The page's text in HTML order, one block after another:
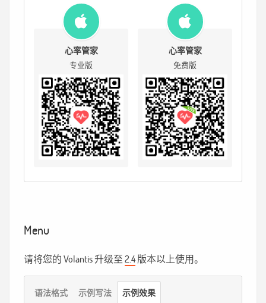
心率管家
专业版
心率管家
免费版
Menu
请将您的 Volantis 升级至2.4版本以上使用。
语法格式 示例写法 示例效果